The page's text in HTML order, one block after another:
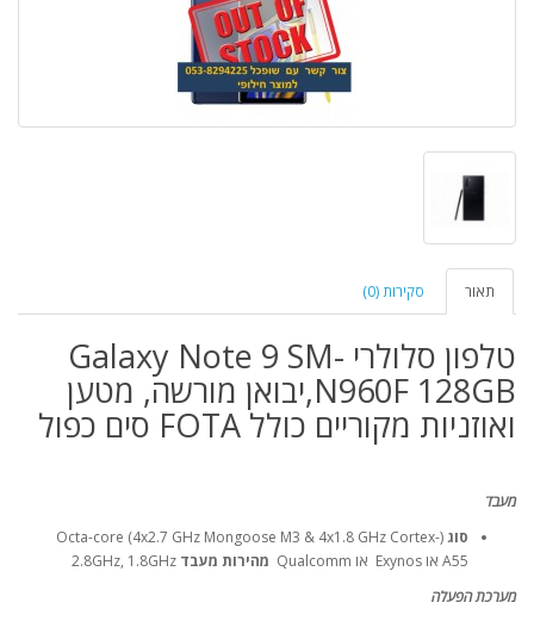
תאור סקירות (0)
טלפון סלולרי Galaxy Note 9 SM-
N960F 128GB,יבואן מורשה, מטען
ואוזניות מקוריים כולל FOTA סים כפול
מעבד
סוג (Octa-core (4x2.7 GHz Mongoose M3 & 4x1.8 GHz Cortex-
A55 או Exynos או Qualcomm מהירות מעבד 2.8GHz, 1.8GHz
מערכת הפעלה